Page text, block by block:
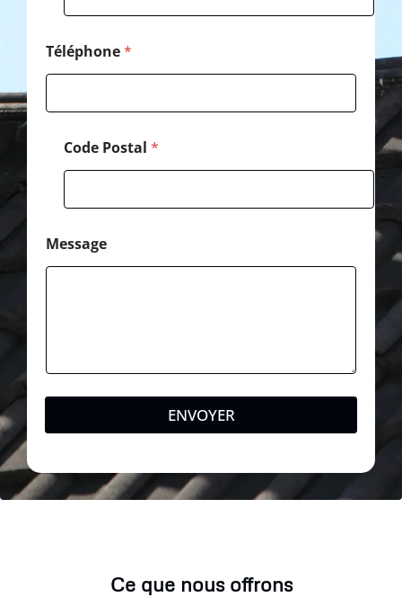
E
Téléphone*
Code Postal *
Message
ENVOYER
Ce que nous offrons